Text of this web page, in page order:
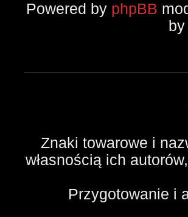
Powered by phpBB
Znaki towarowe i
własnością ich
Przygotowanie i